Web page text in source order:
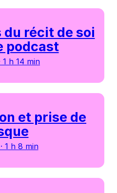
récit de soi
podcast
1 h 14 min
et prise de
1 h 8 min